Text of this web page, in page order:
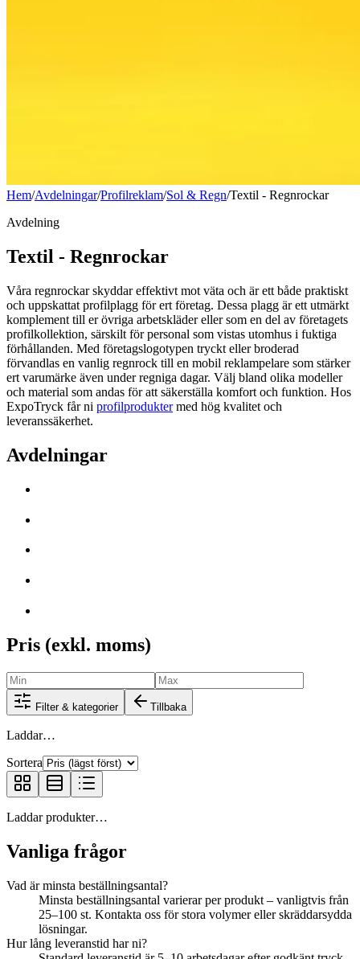
Hem/Avdelningar/Profilreklam/Sol & Regn/Textil - Regnrockar
Avdelning
Textil - Regnrockar
Våra regnrockar skyddar effektivt mot väta och är ett både praktiskt
och uppskattat profilplagg för ert företag. Dessa plagg är ett utmärkt
komplement till er övriga arbetskläder eller som en del av företagets
profilkollektion, särskilt för personal som vistas utomhus i fuktiga
förhållanden. Med företagslogotypen tryckt eller broderad
förvandlas en vanlig regnrock till en mobil reklampelare som stärker
ert varumärke även under regniga dagar. Välj bland olika modeller
och material som andas för att säkerställa komfort och funktion. Hos
ExpoTryck får ni profilproduktermed hög kvalitet och
leveranssäkerhet.
Avdelningar
Pris (exkl. moms)
Filter & kategorier Tillbaka
Laddar…
Sortera
Laddar produkter…
Vanliga frågor
Vad är minsta beställningsantal?
Minsta beställningsantal varierar per produkt – vanligtvis från
25–100 st. Kontakta oss för stora volymer eller skräddarsydda
lösningar.
Hur lång leveranstid har ni?